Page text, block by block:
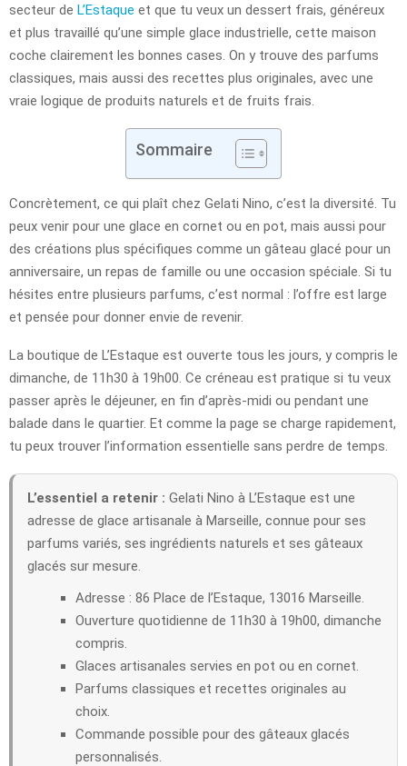
secteur de L’Estaque et que tu veux un dessert frais, généreux
et plus travaillé qu’une simple glace industrielle, cette maison
coche clairement les bonnes cases. On y trouve des parfums
classiques, mais aussi des recettes plus originales, avec une
vraie logique de produits naturels et de fruits frais.
Sommaire
Concrètement, ce qui plaît chez Gelati Nino, c’est la diversité. Tu
peux venir pour une glace en cornet ou en pot, mais aussi pour
des créations plus spécifiques comme un gâteau glacé pour un
anniversaire, un repas de famille ou une occasion spéciale. Si tu
hésites entre plusieurs parfums, c’est normal : l’offre est large
et pensée pour donner envie de revenir.
La boutique de L’Estaque est ouverte tous les jours, y compris le
dimanche, de 11h30 à 19h00. Ce créneau est pratique si tu veux
passer après le déjeuner, en fin d’après-midi ou pendant une
balade dans le quartier. Et comme la page se charge rapidement,
tu peux trouver l’information essentielle sans perdre de temps.
L’essentiel a retenir : Gelati Nino à L’Estaque est une
adresse de glace artisanale à Marseille, connue pour ses
parfums variés, ses ingrédients naturels et ses gâteaux
glacés sur mesure.
Adresse : 86 Place de l’Estaque, 13016 Marseille.
Ouverture quotidienne de 11h30 à 19h00, dimanche
compris.
Glaces artisanales servies en pot ou en cornet.
Parfums classiques et recettes originales au
choix.
Commande possible pour des gâteaux glacés
personnalisés.